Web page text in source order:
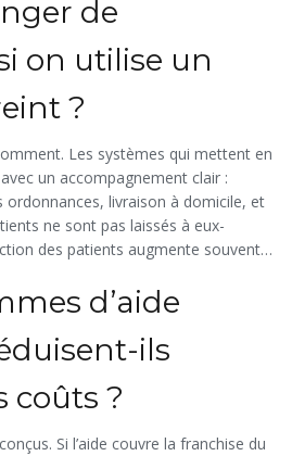
de
on utilise un
?
Les systèmes qui mettent en
un accompagnement clair :
ordonnances, livraison à domicile, et
ne sont pas laissés à eux-
des patients augmente souvent,
d’aide
ils
coûts ?
Si l’aide couvre la franchise du